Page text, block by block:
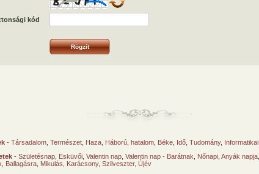
kód
- Társadalom Természet Haza Háború, hatalom Béke Idő Tudomány, Informatikai
- Születésnap Esküvői Valentin nap Valentin nap - Barátnak Nőnapi Anyák napja
Ballagásra Mikulás Karácsony, Szilveszter, Újév